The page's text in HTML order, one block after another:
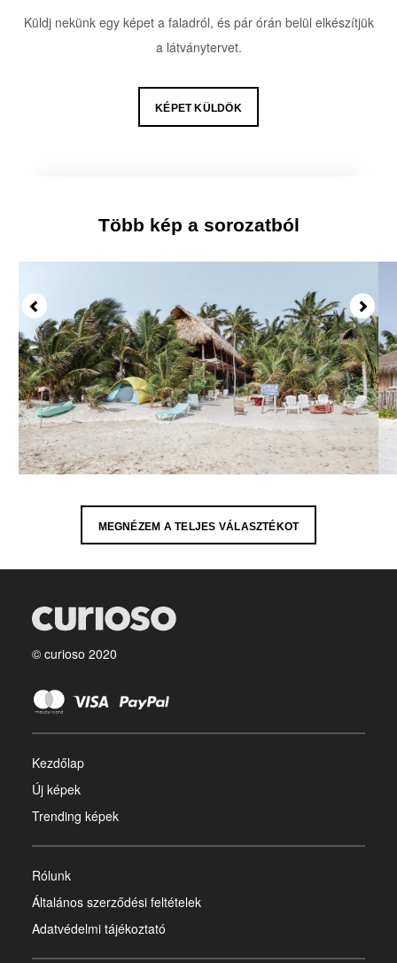
Küldj nekünk egy képet a faladról, és pár órán belül elkészítjük
a látványtervet.
KÉPET KÜLDÖK
Több kép a sorozatból
MEGNÉZEM A TELJES VÁLASZTÉKOT
© curioso 2020
Kezdőlap
Új képek
Trending képek
Rólunk
Általános szerződési feltételek
Adatvédelmi tájékoztató